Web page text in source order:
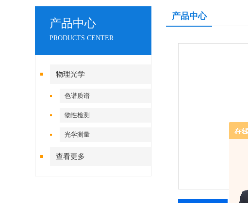
产品中心
PRODUCTS CENTER
物理光学
色谱质谱
物性检测
光学测量
查看更多
产品中心